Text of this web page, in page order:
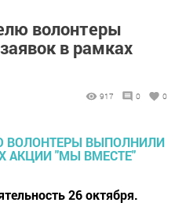
волонтеры
в рамках
917 0 0
26 октября.